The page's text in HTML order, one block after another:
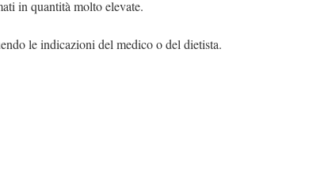
in quantità molto elevate.
le indicazioni del medico o del dietista.